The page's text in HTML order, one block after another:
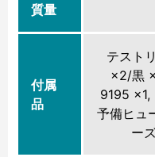
質量
付属
品
テスト
×2/黒
9195 ×1,
予備ヒュ
ー